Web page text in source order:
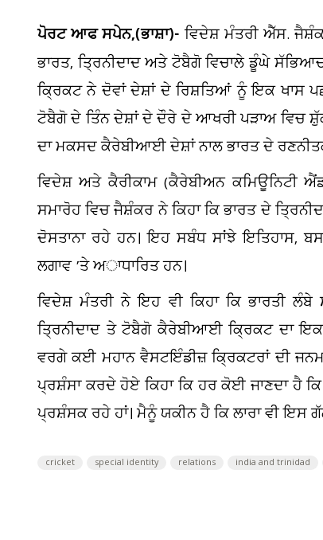
ਪੋਰਟ ਆਫ ਸਪੇਨ,(ਭਾਸ਼ਾ)- ਵਿਦੇਸ਼ ਮੰਤਰੀ ਐੱਸ.
ਭਾਰਤ, ਤ੍ਰਿਨੀਦਾਦ ਅਤੇ ਟੋਬੈਗੋ ਵਿਚਾਲੇ ਡੂੰਘੇ
ਕ੍ਰਿਕਟ ਨੇ ਦੋਵਾਂ ਦੇਸ਼ਾਂ ਦੇ ਰਿਸ਼ਤਿਆਂ ਨੂੰ ਇਕ ਖਾਸ
ਟੋਬੈਗੋ ਦੇ ਤਿੰਨ ਦੇਸ਼ਾਂ ਦੇ ਦੌਰੇ ਦੇ ਆਖਰੀ ਪੜਾਅ ਵਿਚ
ਦਾ ਮਕਸਦ ਕੈਰੇਬੀਆਈ ਦੇਸ਼ਾਂ ਨਾਲ ਭਾਰਤ ਦੇ
ਵਿਦੇਸ਼ ਅਤੇ ਕੈਰੀਕਾਮ (ਕੈਰੇਬੀਅਨ ਕਮਿਊਨਿਟੀ
ਸਮਾਰੋਹ ਵਿਚ ਜੈਸ਼ੰਕਰ ਨੇ ਕਿਹਾ ਕਿ ਭਾਰਤ ਦੇ
ਦੋਸਤਾਨਾ ਰਹੇ ਹਨ। ਇਹ ਸਬੰਧ ਸਾਂਝੇ ਇਤਿਹਾਸ,
ਲਗਾਵ ’ਤੇ ਅਾਧਾਰਿਤ ਹਨ।
ਵਿਦੇਸ਼ ਮੰਤਰੀ ਨੇ ਇਹ ਵੀ ਕਿਹਾ ਕਿ ਭਾਰਤੀ
ਤ੍ਰਿਨੀਦਾਦ ਤੇ ਟੋਬੈਗੋ ਕੈਰੇਬੀਆਈ ਕ੍ਰਿਕਟ ਦਾ
ਵਰਗੇ ਕਈ ਮਹਾਨ ਵੈਸਟਇੰਡੀਜ਼ ਕ੍ਰਿਕਟਰਾਂ ਦੀ ਜਨਮ
ਪ੍ਰਸ਼ੰਸਾ ਕਰਦੇ ਹੋਏ ਕਿਹਾ ਕਿ ਹਰ ਕੋਈ ਜਾਣਦਾ ਹੈ
ਪ੍ਰਸ਼ੰਸਕ ਰਹੇ ਹਾਂ। ਮੈਨੂੰ ਯਕੀਨ ਹੈ ਕਿ ਲਾਰਾ ਵੀ ਇਸ
cricket special identity relations india and trinidad